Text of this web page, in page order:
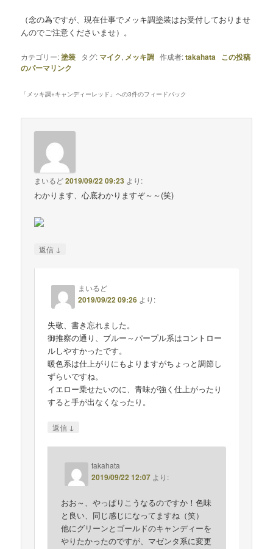
（念の為ですが、現在仕事でメッキ調塗装はお受付しておりませ
んのでご注意くださいませ）。
カテゴリー:塗装 タグ: マイク, メッキ調 作成者:takahata この投稿
のパーマリンク
「 メッキ調+キャンディーレッド 」への3件のフィードバック
まいるど2019/09/22 09:23 より:
わかります、心底わかりますぞ～～(笑)
返信 ↓
まいるど
2019/09/22 09:26 より:
失敬、書き忘れました。
御推察の通り、ブルー～パープル系はコントロー
ルしやすかったです。
暖色系は仕上がりにもよりますがちょっと調節し
ずらいですね。
イエロー乗せたいのに、青味が強く仕上がったり
すると手が出なくなったり。
返信 ↓
takahata
2019/09/22 12:07 より:
おお～、やっぱりこうなるのですか！色味
と良い、同じ感じになってますね（笑）
他にグリーンとゴールドのキャンディーを
やりたかったのですが、マゼンタ系に変更